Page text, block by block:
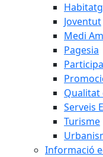
Joventut
Medi
Pagesia
Qualitat
Serveis
Turisme
Informació